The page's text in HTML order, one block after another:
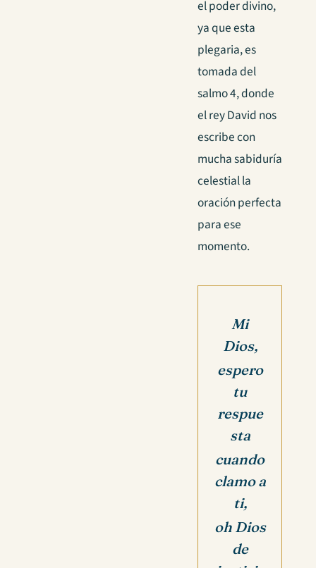
el poder divino,
ya que esta
plegaria, es
tomada del
salmo 4, donde
el rey David nos
escribe con
mucha sabiduría
celestial la
oración perfecta
para ese
momento.
Mi
Dios,
espero
tu
respue
sta
cuando
clamo a
ti,
oh Dios
de